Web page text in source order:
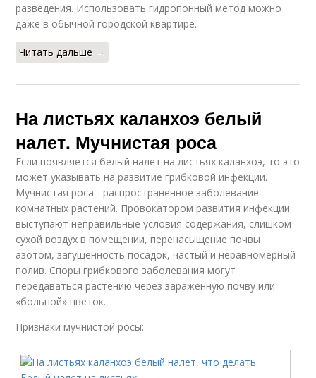
разведения. Использовать гидропонный метод можно
даже в обычной городской квартире.
Читать дальше →
На листьях каланхоэ белый
налет. Мучнистая роса
Если появляется белый налет на листьях каланхоэ, то это
может указывать на развитие грибковой инфекции.
Мучнистая роса - распространенное заболевание
комнатных растений. Провокатором развития инфекции
выступают неправильные условия содержания, слишком
сухой воздух в помещении, перенасыщение почвы
азотом, загущенность посадок, частый и неравномерный
полив. Споры грибкового заболевания могут
передаваться растению через зараженную почву или
«больной» цветок.
Признаки мучнистой росы: